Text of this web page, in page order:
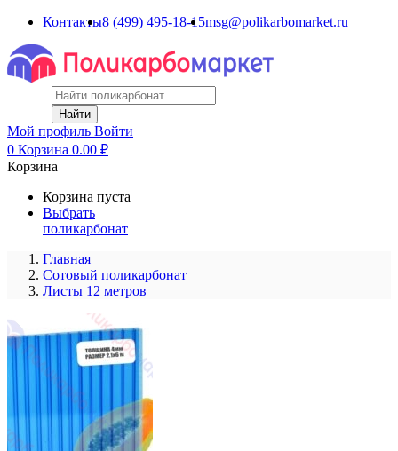
Контакты8 (499) 495-18-15msg@polikarbomarket.ru
Найти
Мой профиль Войти
0 Корзина 0.00 ₽
Корзина
Корзина пуста
Выбрать
поликарбонат
Главная
Сотовый поликарбонат
Листы 12 метров